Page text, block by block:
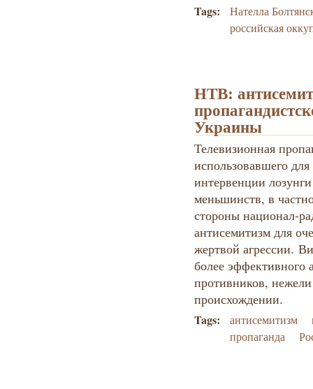
Tags:
Нателла
российская
НТВ:
Украины
Телевизионная
использовавшего
интервенции
меньшинств, в
стороны национал-
антисемитизм для
жертвой агрессии.
более эффективного
противников,
происхождении.
Tags: антисемитизм
пропаганда